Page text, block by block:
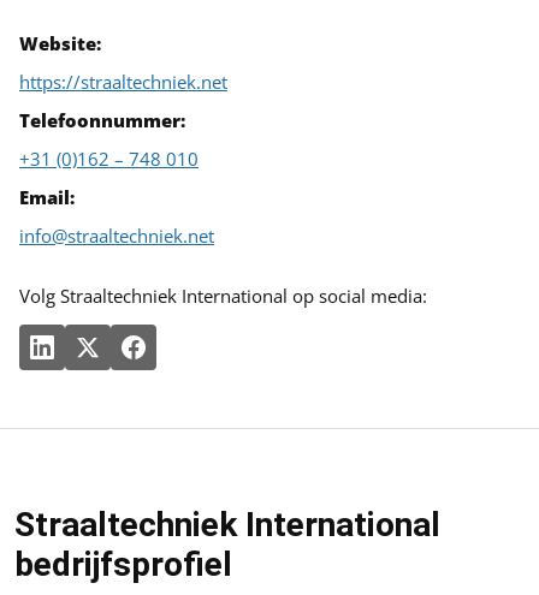
Website:
https://straaltechniek.net
Telefoonnummer:
+31 (0)162 – 748 010
Email:
info@straaltechniek.net
Volg Straaltechniek International op social media:
Straaltechniek International
bedrijfsprofiel